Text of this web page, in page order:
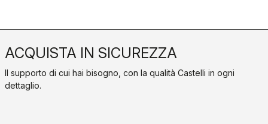
ACQUISTA IN SICUREZZA
Il supporto di cui hai bisogno, con la qualità Castelli in ogni
dettaglio.